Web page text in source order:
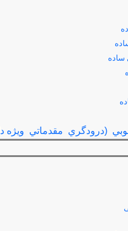
ساده
(درودگري مقدماتي ويژه